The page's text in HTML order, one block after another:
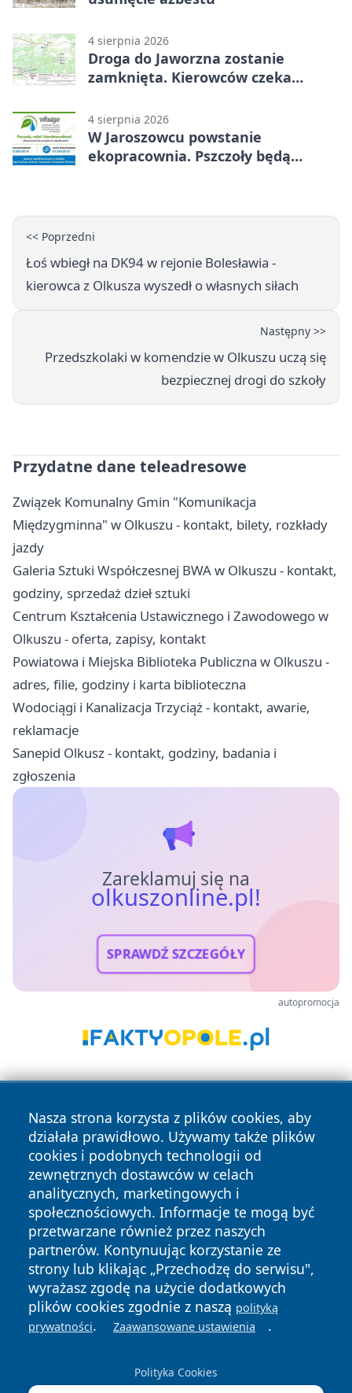
4 sierpnia 2026
Droga do Jaworzna zostanie
zamknięta. Kierowców czeka
4 sierpnia 2026
W Jaroszowcu powstanie
ekopracownia. Pszczoły będą
<< Poprzedni
Łoś wbiegł na DK94 w rejonie Bolesławia -
kierowca z Olkusza wyszedł o własnych siłach
Następny >>
Przedszkolaki w komendzie w Olkuszu uczą się
bezpiecznej drogi do szkoły
Przydatne dane teleadresowe
Związek Komunalny Gmin "Komunikacja
Międzygminna" w Olkuszu - kontakt, bilety, rozkłady
jazdy
Galeria Sztuki Współczesnej BWA w Olkuszu - kontakt,
godziny, sprzedaż dzieł sztuki
Centrum Kształcenia Ustawicznego i Zawodowego w
Olkuszu - oferta, zapisy, kontakt
Powiatowa i Miejska Biblioteka Publiczna w Olkuszu -
adres, filie, godziny i karta biblioteczna
Wodociągi i Kanalizacja Trzyciąż - kontakt, awarie,
reklamacje
Sanepid Olkusz - kontakt, godziny, badania i
zgłoszenia
Zareklamuj się na
olkuszonline.pl!
SPRAWDŹ SZCZEGÓŁY
autopromocja
Nasza strona korzysta z plików cookies, aby
działała prawidłowo. Używamy także plików
cookies i podobnych technologii od
zewnętrznych dostawców w celach
analitycznych, marketingowych i
społecznościowych. Informacje te mogą być
przetwarzane również przez naszych
partnerów. Kontynuując korzystanie ze
strony lub klikając „Przechodzę do serwisu",
wyrażasz zgodę na użycie dodatkowych
plików cookies zgodnie z naszą polityką
prywatności. Zaawansowane ustawienia .
Polityka Cookies
Copyright © 2026 olkuszonline.pl Wszystkie prawa
zastrzeżone.
News Autorzy
Polityka
Prywatności
Polityka
Cookies